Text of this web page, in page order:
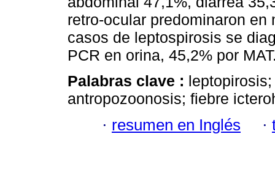
retro-ocular predominaron
casos de leptospirosis se
PCR en orina, 45,2% por
Palabras clave :
antropozoonosis; fiebre
· resumen en Inglés ·